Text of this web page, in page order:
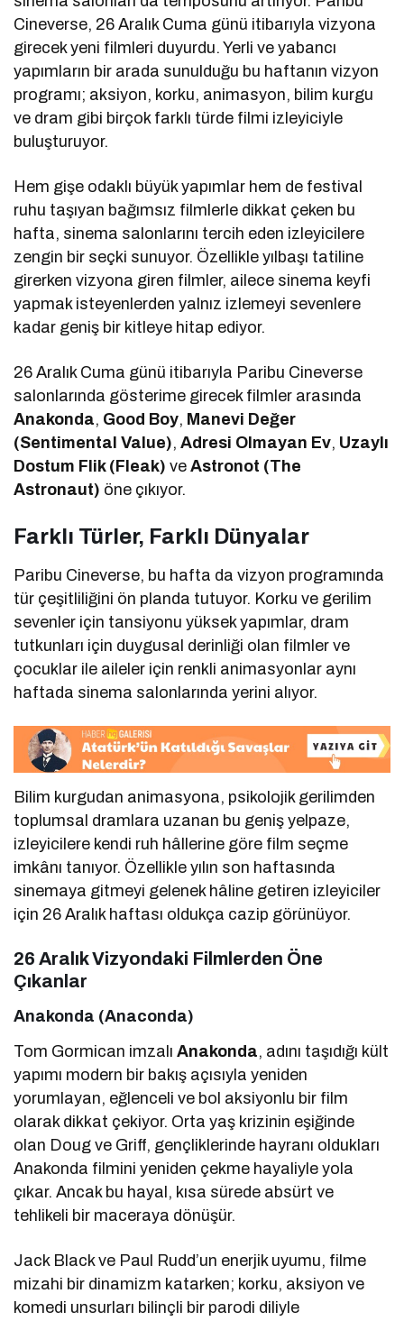
Cineverse, 26 Aralık Cuma günü itibarıyla vizyona
girecek yeni filmleri duyurdu. Yerli ve yabancı
yapımların bir arada sunulduğu bu haftanın vizyon
programı; aksiyon, korku, animasyon, bilim kurgu
ve dram gibi birçok farklı türde filmi izleyiciyle
buluşturuyor.
Hem gişe odaklı büyük yapımlar hem de festival
ruhu taşıyan bağımsız filmlerle dikkat çeken bu
hafta, sinema salonlarını tercih eden izleyicilere
zengin bir seçki sunuyor. Özellikle yılbaşı tatiline
girerken vizyona giren filmler, ailece sinema keyfi
yapmak isteyenlerden yalnız izlemeyi sevenlere
kadar geniş bir kitleye hitap ediyor.
26 Aralık Cuma günü itibarıyla Paribu Cineverse
salonlarında gösterime girecek filmler arasında
Anakonda, Good Boy, Manevi Değer
(Sentimental Value),Adresi Olmayan Ev, Uzaylı
Dostum Flik (Fleak) veAstronot (The
Astronaut) öne çıkıyor.
Farklı Türler, Farklı Dünyalar
Paribu Cineverse, bu hafta da vizyon programında
tür çeşitliliğini ön planda tutuyor. Korku ve gerilim
sevenler için tansiyonu yüksek yapımlar, dram
tutkunları için duygusal derinliği olan filmler ve
çocuklar ile aileler için renkli animasyonlar aynı
haftada sinema salonlarında yerini alıyor.
Bilim kurgudan animasyona, psikolojik gerilimden
toplumsal dramlara uzanan bu geniş yelpaze,
izleyicilere kendi ruh hâllerine göre film seçme
imkânı tanıyor. Özellikle yılın son haftasında
sinemaya gitmeyi gelenek hâline getiren izleyiciler
için 26 Aralık haftası oldukça cazip görünüyor.
26 Aralık Vizyondaki Filmlerden Öne
Çıkanlar
Anakonda (Anaconda)
Tom Gormican imzalıAnakonda, adını taşıdığı kült
yapımı modern bir bakış açısıyla yeniden
yorumlayan, eğlenceli ve bol aksiyonlu bir film
olarak dikkat çekiyor. Orta yaş krizinin eşiğinde
olan Doug ve Griff, gençliklerinde hayranı oldukları
Anakonda filmini yeniden çekme hayaliyle yola
çıkar. Ancak bu hayal, kısa sürede absürt ve
tehlikeli bir maceraya dönüşür.
Jack Black ve Paul Rudd’un enerjik uyumu, filme
mizahi bir dinamizm katarken; korku, aksiyon ve
komedi unsurları bilinçli bir parodi diliyle